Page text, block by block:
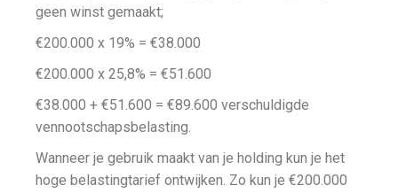
geen winst gemaakt;
€200.000 x 19% = €38.000
€200.000 x 25,8% = €51.600
€38.000 + €51.600 = €89.600 verschuldigde
vennootschapsbelasting.
Wanneer je gebruik maakt van je holding kun je het
hoge belastingtarief ontwijken. Zo kun je €200.000